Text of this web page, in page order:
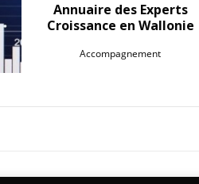
Annuaire des Experts
Croissance en Wallonie
Accompagnement